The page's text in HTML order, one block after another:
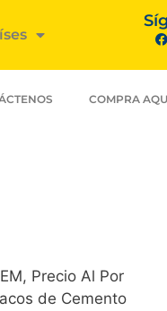
COMPRA
Precio Al Por
de Cemento